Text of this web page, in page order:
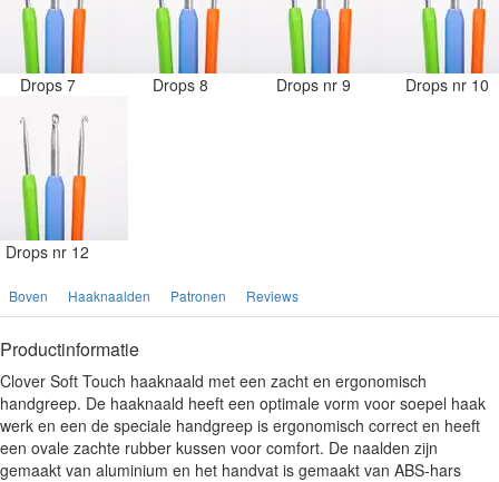
Drops 7 Drops 8 Drops nr 9 Drops nr 10
Drops nr 12
Boven Haaknaalden Patronen Reviews
Productinformatie
Clover Soft Touch haaknaald met een zacht en ergonomisch
handgreep. De haaknaald heeft een optimale vorm voor soepel haak
werk en een de speciale handgreep is ergonomisch correct en heeft
een ovale zachte rubber kussen voor comfort. De naalden zijn
gemaakt van aluminium en het handvat is gemaakt van ABS-hars